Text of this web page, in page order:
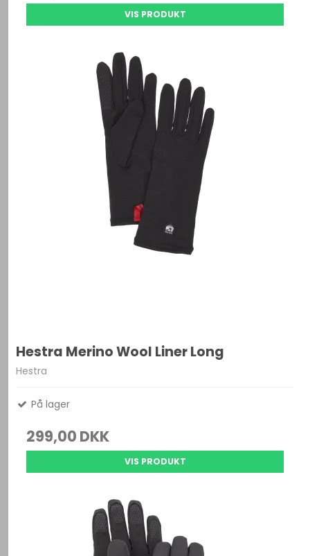
VIS PRODUKT
Hestra Merino Wool Liner Long
Hestra
På lager
299,00 DKK
VIS PRODUKT